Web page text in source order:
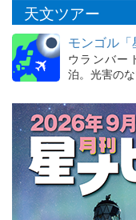
天文ツアー
モンゴル
ウランバー
泊。光害の